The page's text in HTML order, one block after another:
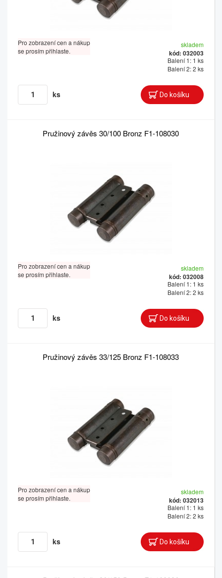
Pro zobrazení cen a nákup
se prosím přihlaste.
skladem
kód: 032003
Balení 1: 1 ks
Balení 2: 2 ks
ks
Pružinový závěs 30/100 Bronz F1-108030
Pro zobrazení cen a nákup
se prosím přihlaste.
skladem
kód: 032008
Balení 1: 1 ks
Balení 2: 2 ks
ks
Pružinový závěs 33/125 Bronz F1-108033
Pro zobrazení cen a nákup
se prosím přihlaste.
skladem
kód: 032013
Balení 1: 1 ks
Balení 2: 2 ks
ks